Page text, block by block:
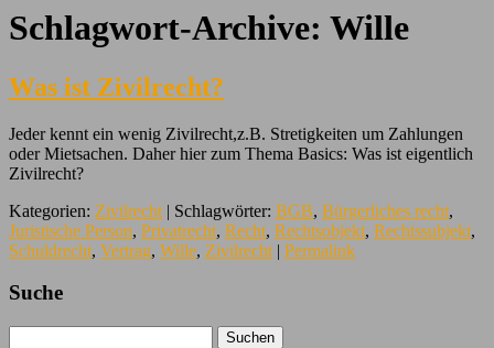
Schlagwort-Archive: Wille
Was ist Zivilrecht?
Jeder kennt ein wenig Zivilrecht,z.B. Stretigkeiten um Zahlungen
oder Mietsachen. Daher hier zum Thema Basics: Was ist eigentlich
Zivilrecht?
Kategorien: Zivilrecht | Schlagwörter: BGB, Bürgerliches recht,
Juristische Person, Privatrecht, Recht, Rechtsobjekt, Rechtssubjekt,
Schuldrecht, Vertrag, Wille, Zivilrecht | Permalink
Suche